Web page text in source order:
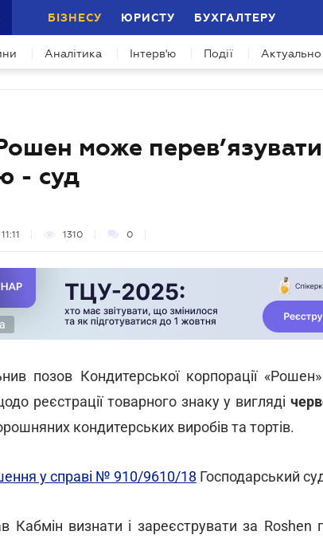
БІЗНЕСУ ЮРИСТУ БУХГАЛТЕРУ
Аналітика Інтерв'ю Події Актуально
може
- суд
1310 0
позов Кондитерської корпорації
реєстрації товарного знаку у вигляді
кондитерських виробів та тортів.
у справі № 910/9610/18 Господарський
Кабмін визнати і зареєструвати за Roshen